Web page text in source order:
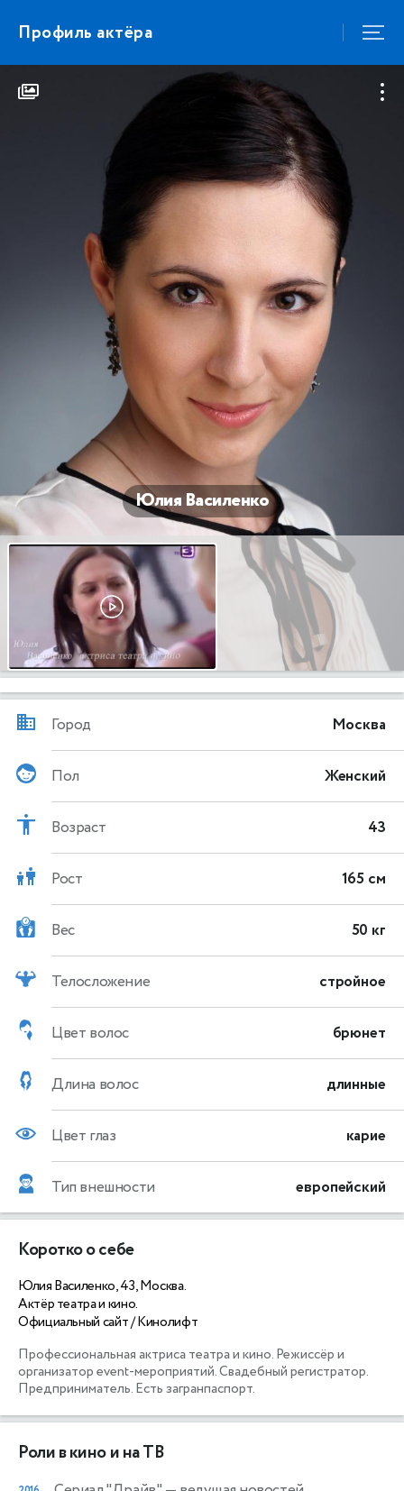
Профиль актёра
Юлия Василенко
Город Москва
Пол Женский
Возраст 43
Рост 165 см
Вес 50 кг
Телосложение стройное
Цвет волос брюнет
Длина волос длинные
Цвет глаз карие
Тип внешности европейский
Коротко о себе
Юлия Василенко, 43, Москва.
Актёр театра и кино.
Официальный сайт / Кинолифт
Профессиональная актриса театра и кино. Режиссёр и
организатор event-мероприятий. Свадебный регистратор.
Предприниматель. Есть загранпаспорт.
Роли в кино и на ТВ